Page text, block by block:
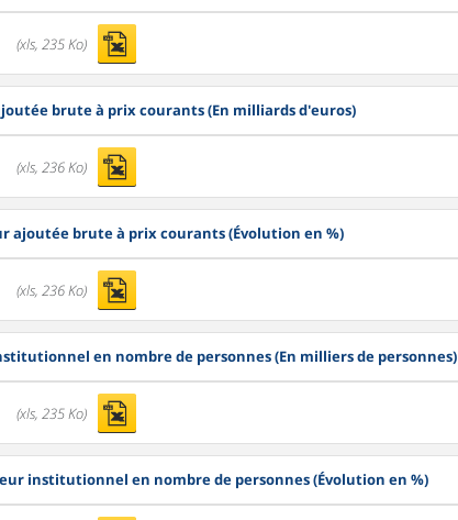
(xls, 235 Ko)
brute à prix courants (En milliards d'euros)
(xls, 236 Ko)
ajoutée brute à prix courants (Évolution en %)
(xls, 236 Ko)
en nombre de personnes (En milliers de personnes)
(xls, 235 Ko)
institutionnel en nombre de personnes (Évolution en %)